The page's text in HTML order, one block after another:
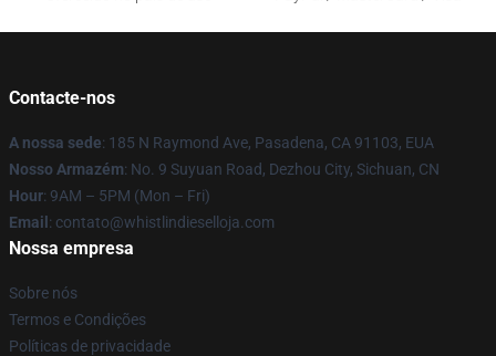
Contacte-nos
A nossa sede: 185 N Raymond Ave, Pasadena, CA 91103, EUA
Nosso Armazém: No. 9 Suyuan Road, Dezhou City, Sichuan, CN
Hour: 9AM – 5PM (Mon – Fri)
Email : contato@whistlindieselloja.com
Nossa empresa
Sobre nós
Termos e Condições
Políticas de privacidade